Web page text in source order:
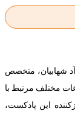
با همت دکتر فوآد شهابیان، متخصص
مختلف مرتبط با
این پادکست،